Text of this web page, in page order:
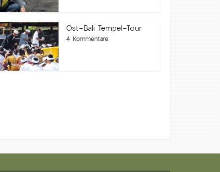
Ost-Bali Tempel-Tour
4 Kommentare